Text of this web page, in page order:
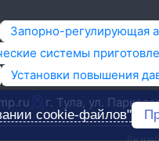
Запорно-регулирующая
системы
Установки повышения
г. Тула,​ ул.
cookie-файлов"